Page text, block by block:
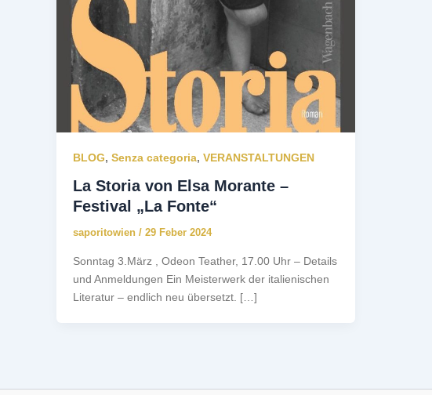
BLOG, Senza categoria, VERANSTALTUNGEN
La Storia von Elsa Morante –
Festival „La Fonte“
saporitowien / 29 Feber 2024
Sonntag 3.März , Odeon Teather, 17.00 Uhr – Details
und Anmeldungen Ein Meisterwerk der italienischen
Literatur – endlich neu übersetzt. […]